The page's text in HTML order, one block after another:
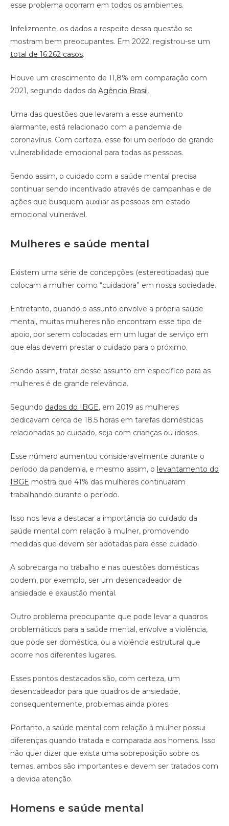
esse problema ocorram em todos os ambientes.
Infelizmente, os dados a respeito dessa questão se
mostram bem preocupantes. Em 2022, registrou-se um
total de 16.262 casos.
Houve um crescimento de 11,8% em comparação com
2021, segundo dados da Agência Brasil.
Uma das questões que levaram a esse aumento
alarmante, está relacionado com a pandemia de
coronavírus. Com certeza, esse foi um período de grande
vulnerabilidade emocional para todas as pessoas.
Sendo assim, o cuidado com a saúde mental precisa
continuar sendo incentivado através de campanhas e de
ações que busquem auxiliar as pessoas em estado
emocional vulnerável.
Mulheres e saúde mental
Existem uma série de concepções (estereotipadas) que
colocam a mulher como “cuidadora” em nossa sociedade.
Entretanto, quando o assunto envolve a própria saúde
mental, muitas mulheres não encontram esse tipo de
apoio, por serem colocadas em um lugar de serviço em
que elas devem prestar o cuidado para o próximo.
Sendo assim, tratar desse assunto em específico para as
mulheres é de grande relevância.
Segundo dados do IBGE, em 2019 as mulheres
dedicavam cerca de 18.5 horas em tarefas domésticas
relacionadas ao cuidado, seja com crianças ou idosos.
Esse número aumentou consideravelmente durante o
período da pandemia, e mesmo assim, o levantamento do
IBGE mostra que 41% das mulheres continuaram
trabalhando durante o período.
Isso nos leva a destacar a importância do cuidado da
saúde mental com relação à mulher, promovendo
medidas que devem ser adotadas para esse cuidado.
A sobrecarga no trabalho e nas questões domésticas
podem, por exemplo, ser um desencadeador de
ansiedade e exaustão mental.
Outro problema preocupante que pode levar a quadros
problemáticos para a saúde mental, envolve a violência,
que pode ser doméstica, ou a violência estrutural que
ocorre nos diferentes lugares.
Esses pontos destacados são, com certeza, um
desencadeador para que quadros de ansiedade,
consequentemente, problemas ainda piores.
Portanto, a saúde mental com relação à mulher possui
diferenças quando tratada e comparada aos homens. Isso
não quer dizer que exista uma sobreposição sobre os
temas, ambos são importantes e devem ser tratados com
a devida atenção.
Homens e saúde mental